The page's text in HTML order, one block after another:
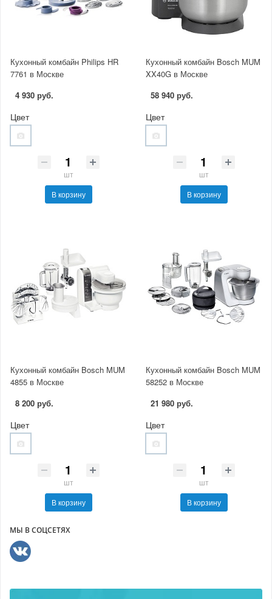
Кухонный комбайн Philips HR
7761 в Москве
4 930 руб.
Цвет
шт
В корзину
Кухонный комбайн Bosch MUM
XX40G в Москве
58 940 руб.
Цвет
шт
В корзину
Кухонный комбайн Bosch MUM
4855 в Москве
8 200 руб.
Цвет
шт
В корзину
Кухонный комбайн Bosch MUM
58252 в Москве
21 980 руб.
Цвет
шт
В корзину
МЫ В СОЦСЕТЯХ